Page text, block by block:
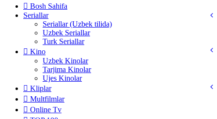
Bosh Sahifa
Seriallar
Seriallar (Uzbek tilida)
Uzbek Seriallar
Turk Seriallar
Kino
Uzbek Kinolar
Tarjima Kinolar
Ujes Kinolar
Kliplar
Multfilmlar
Online Tv